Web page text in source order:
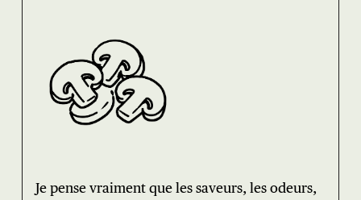
Je pense vraiment que les saveurs, les odeurs,